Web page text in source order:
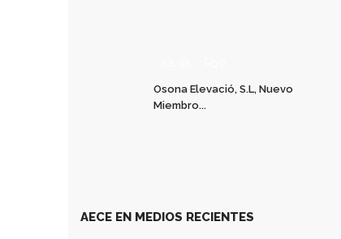
Osona Elevació, S.L, Nuevo
Miembro...
AECE EN MEDIOS RECIENTES